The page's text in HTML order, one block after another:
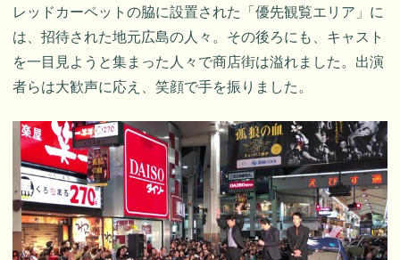
レッドカーペットの脇に設置された「優先観覧エリア」に
は、招待された地元広島の人々。その後ろにも、キャスト
を一目見ようと集まった人々で商店街は溢れました。出演
者らは大歓声に応え、笑顔で手を振りました。